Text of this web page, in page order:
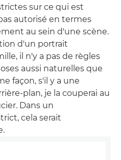
sur ce qui est
autorisé en termes
au sein d'une scène.
d'un portrait
il n'y a pas de règles
aussi naturelles que
façon, s'il y a une
plan, je la couperai au
Dans un
cela serait